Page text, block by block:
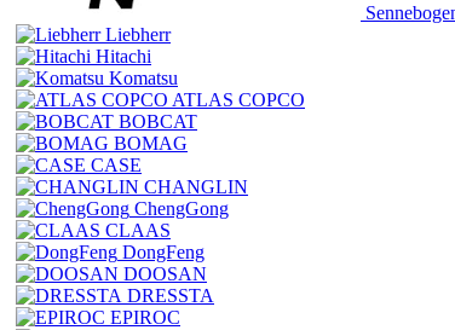
Liebherr
Hitachi
Komatsu
ATLAS COPCO
BOBCAT
BOMAG
CASE
CHANGLIN
ChengGong
CLAAS
DongFeng
DOOSAN
DRESSTA
EPIROC